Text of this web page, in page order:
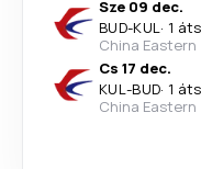
Sze 09 dec.
BUD-KUL· 1
China Eastern
Cs 17 dec.
KUL-BUD· 1
China Eastern